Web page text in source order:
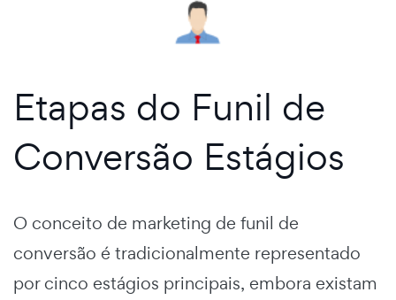
Etapas do Funil de
Conversão Estágios
O conceito de marketing de funil de
conversão é tradicionalmente representado
porcinco estágios principais, embora existam